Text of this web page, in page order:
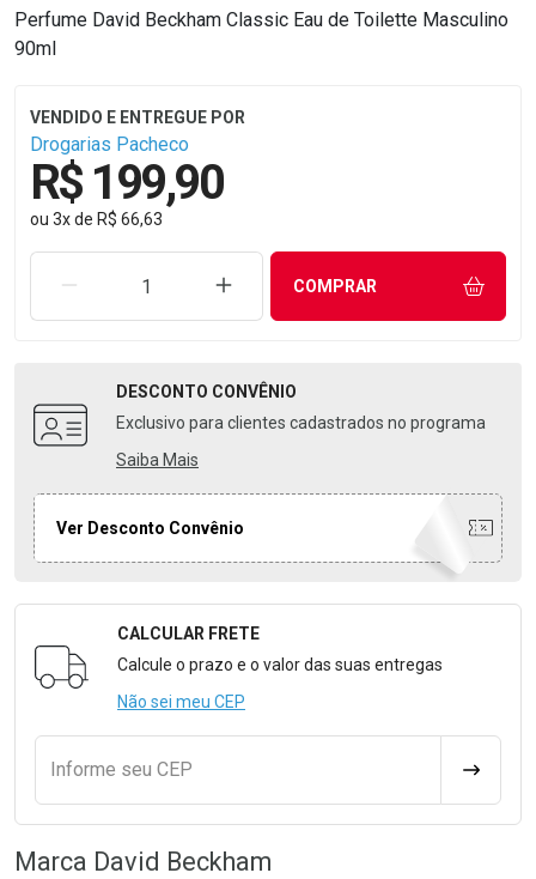
Perfume David Beckham Classic Eau de Toilette Masculino
90ml
Drogarias Pacheco
R$ 199,90
ou 3xde R$ 66,63
REMOVER UMA UNIDADEAUMENTAR UMA UNIDADE
COMPRAR
DESCONTO CONVÊNIO
Exclusivo para clientes cadastrados no programa
Saiba Mais
Ver Desconto Convênio
Formulário para Calcular o Frete
CALCULAR FRETE
Calcule o prazo e o valor das suas entregas
Não sei meu CEP
Informe seu CEP
Marca David Beckham